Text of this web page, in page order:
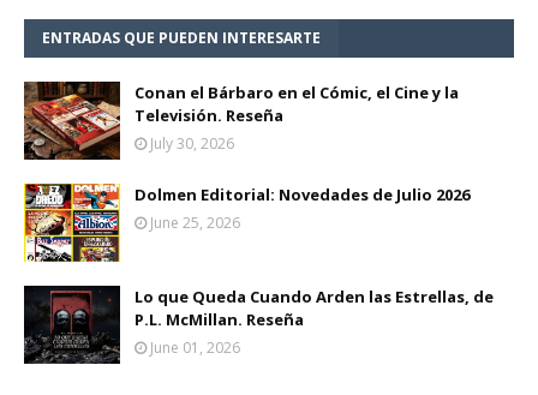
ENTRADAS QUE PUEDEN INTERESARTE
Conan el Bárbaro en el Cómic, el Cine y la
Televisión. Reseña
July 30, 2026
Dolmen Editorial: Novedades de Julio 2026
June 25, 2026
Lo que Queda Cuando Arden las Estrellas, de
P.L. McMillan. Reseña
June 01, 2026